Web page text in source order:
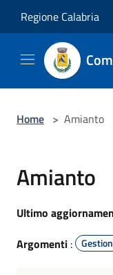
Regione Calabria
Home > Amianto
Amianto
Ultimo
Argomenti :